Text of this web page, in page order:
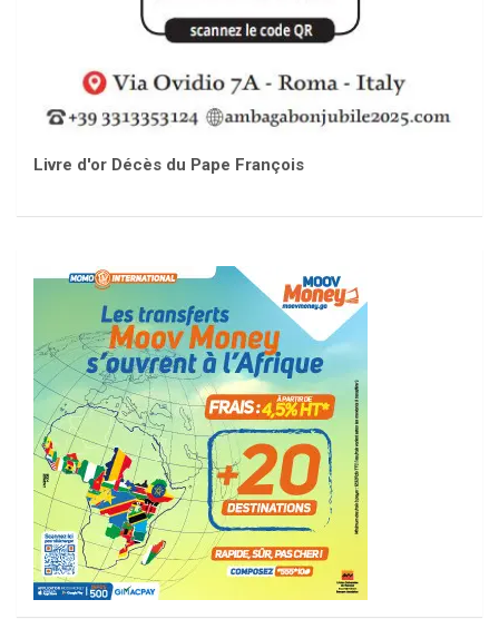
Livre d'or Décès du Pape François